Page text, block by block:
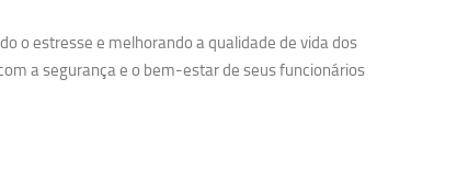
o estresse e melhorando a qualidade de vida dos
a segurança e o bem-estar de seus funcionários